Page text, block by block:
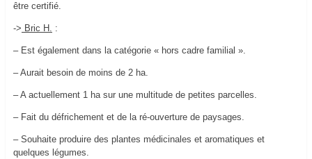
être certifié.
-> Bric H. :
– Est également dans la catégorie « hors cadre familial ».
– Aurait besoin de moins de 2 ha.
– A actuellement 1 ha sur une multitude de petites parcelles.
– Fait du défrichement et de la ré-ouverture de paysages.
– Souhaite produire des plantes médicinales et aromatiques et
quelques légumes.